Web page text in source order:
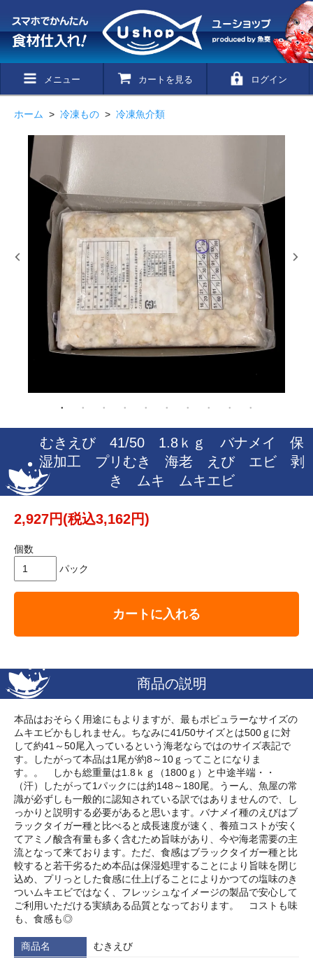
メニュー カートを見る ログイン
ホーム > 冷凍もの > 冷凍魚介類
むきえび 41/50 1.8ｋｇ バナメイ 保
湿加工 プリむき 海老 えび エビ 剥
き ムキ ムキエビ
2,927円(税込3,162円)
個数
パック
カートに入れる
商品の説明
本品はおそらく用途にもよりますが、最もポピュラーなサイズの
ムキエビかもしれません。ちなみに41/50サイズとは500ｇに対
して約41～50尾入っているという海老ならではのサイズ表記で
す。したがって本品は1尾が約8～10ｇってことになりま
す。。 しかも総重量は1.8ｋｇ（1800ｇ）と中途半端・・
（汗）したがって1パックには約148～180尾。うーん、魚屋の常
識が必ずしも一般的に認知されている訳ではありませんので、し
っかりと説明する必要があると思います。バナメイ種のえびはブ
ラックタイガー種と比べると成長速度が速く、養殖コストが安く
てアミノ酸含有量も多く含むため旨味があり、今や海老需要の主
流となって来ております。ただ、食感はブラックタイガー種と比
較すると若干劣るため本品は保湿処理することにより旨味を閉じ
込め、プリっとした食感に仕上げることによりかつての塩味のき
ついムキエビではなく、フレッシュなイメージの製品で安心して
ご利用いただける実績ある品質となっております。 コストも味
も、食感も◎
商品名
むきえび